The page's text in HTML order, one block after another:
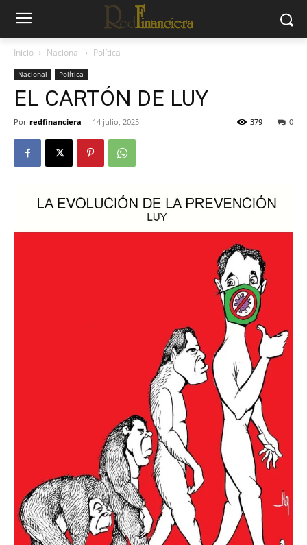
Inicio Nacional Política
Nacional Política
EL CARTÓN DE LUY
Por redfinanciera - 14 julio, 2025 0
379